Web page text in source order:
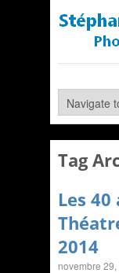
Tag
Les 40
2014
novembre